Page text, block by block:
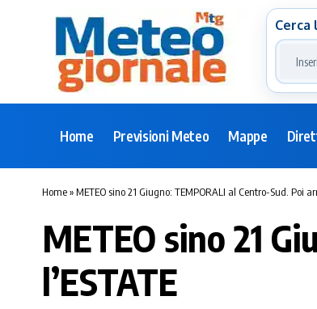
Home Previsioni Meteo Mappe
Home»METEO sino 21 Giugno: TEMPORALI al Centro-Sud. Poi
METEO sino 21
l’ESTATE